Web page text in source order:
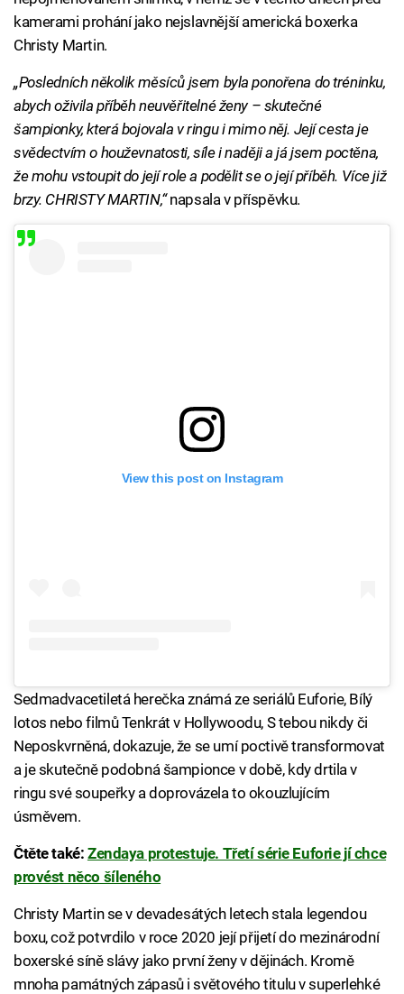
kamerami prohání jako nejslavnější americká boxerka
Christy Martin.
„Posledních několik měsíců jsem byla ponořena do tréninku,
abych oživila příběh neuvěřitelné ženy – skutečné
šampionky, která bojovala v ringu i mimo něj. Její cesta je
svědectvím o houževnatosti, síle i naději a já jsem poctěna,
že mohu vstoupit do její role a podělit se o její příběh. Více již
brzy. CHRISTY MARTIN,“napsala v příspěvku.
View this post on Instagram
Sedmadvacetiletá herečka známá ze seriálů Euforie, Bílý
lotos nebo filmů Tenkrát v Hollywoodu, S tebou nikdy či
Neposkvrněná, dokazuje, že se umí poctivě transformovat
a je skutečně podobná šampionce v době, kdy drtila v
ringu své soupeřky a doprovázela to okouzlujícím
úsměvem.
Čtěte také: Zendaya protestuje. Třetí série Euforie jí chce
provést něco šíleného
Christy Martin se v devadesátých letech stala legendou
boxu, což potvrdilo v roce 2020 její přijetí do mezinárodní
boxerské síně slávy jako první ženy v dějinách. Kromě
mnoha památných zápasů i světového titulu v superlehké